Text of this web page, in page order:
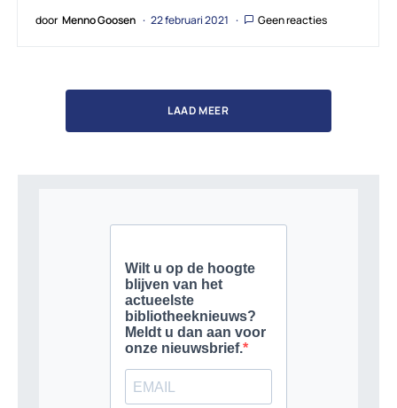
door Menno Goosen 22 februari 2021 Geen reacties
LAAD MEER